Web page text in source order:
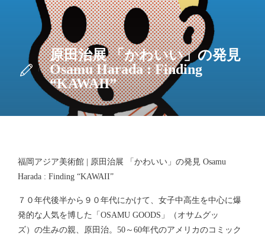
原田治展 「かわいい」の発見
Osamu Harada : Finding
“KAWAII”
福岡アジア美術館 | 原田治展 「かわいい」の発見 Osamu
Harada : Finding “KAWAII”
７０年代後半から９０年代にかけて、女子中高生を中心に爆
発的な人気を博した「OSAMU GOODS」（オサムグッ
ズ）の生みの親、原田治。50～60年代のアメリカのコミック